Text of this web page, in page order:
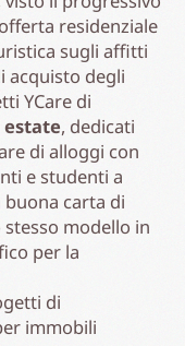
residenziale
sugli affitti
acquisto degli
YCare di
estate, dedicati
di alloggi con
e studenti a
buona carta di
modello in
per la
di
immobili